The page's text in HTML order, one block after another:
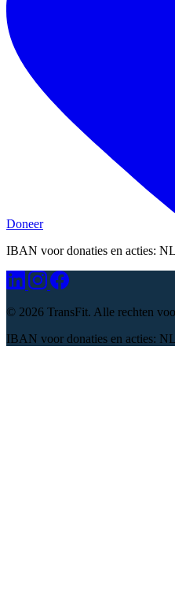
Doneer
IBAN voor donaties en acties:
© 2026 TransFit. Alle rechten
IBAN voor donaties en acties: